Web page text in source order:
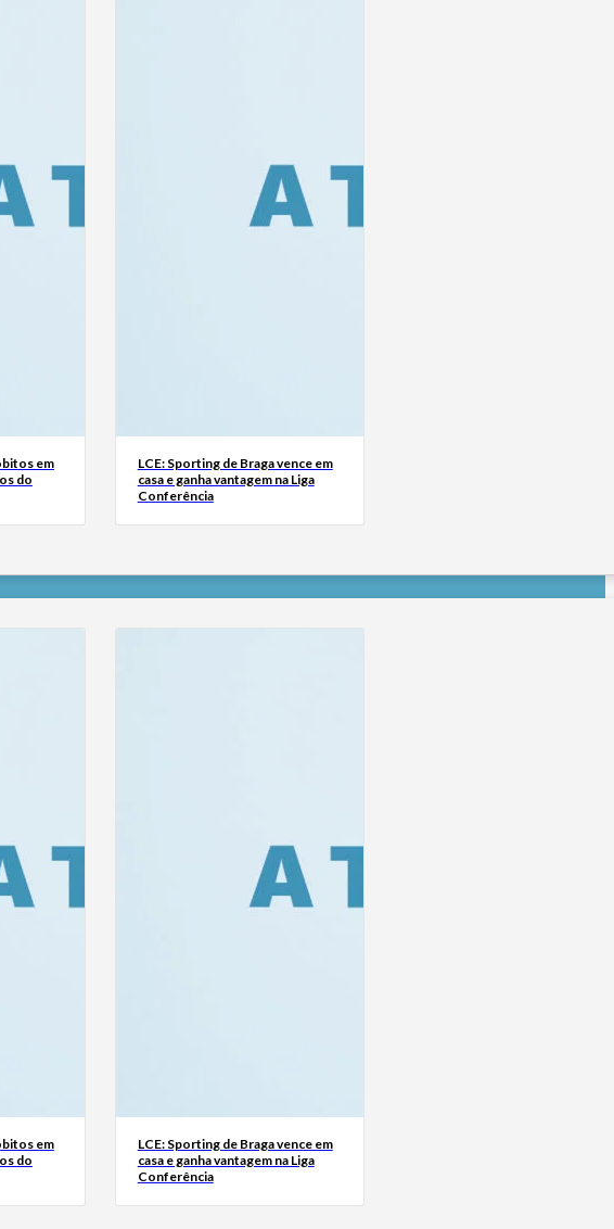
em
do
LCE: Sporting de Braga vence em
casa e ganha vantagem na Liga
Conferência
em
do
LCE: Sporting de Braga vence em
casa e ganha vantagem na Liga
Conferência